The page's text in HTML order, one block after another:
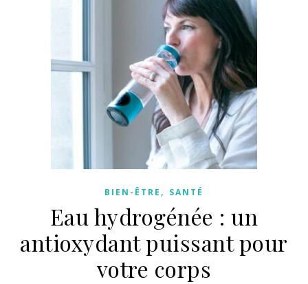
BIEN-ÊTRE , SANTÉ
Eau hydrogénée : un
antioxydant puissant pour
votre corps